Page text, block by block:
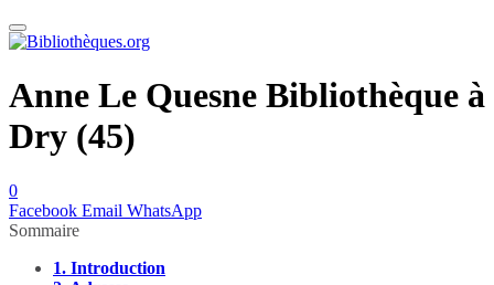
Anne Le Quesne Bibliothèque à
Dry (45)
0
Facebook Email WhatsApp
Sommaire
1. Introduction